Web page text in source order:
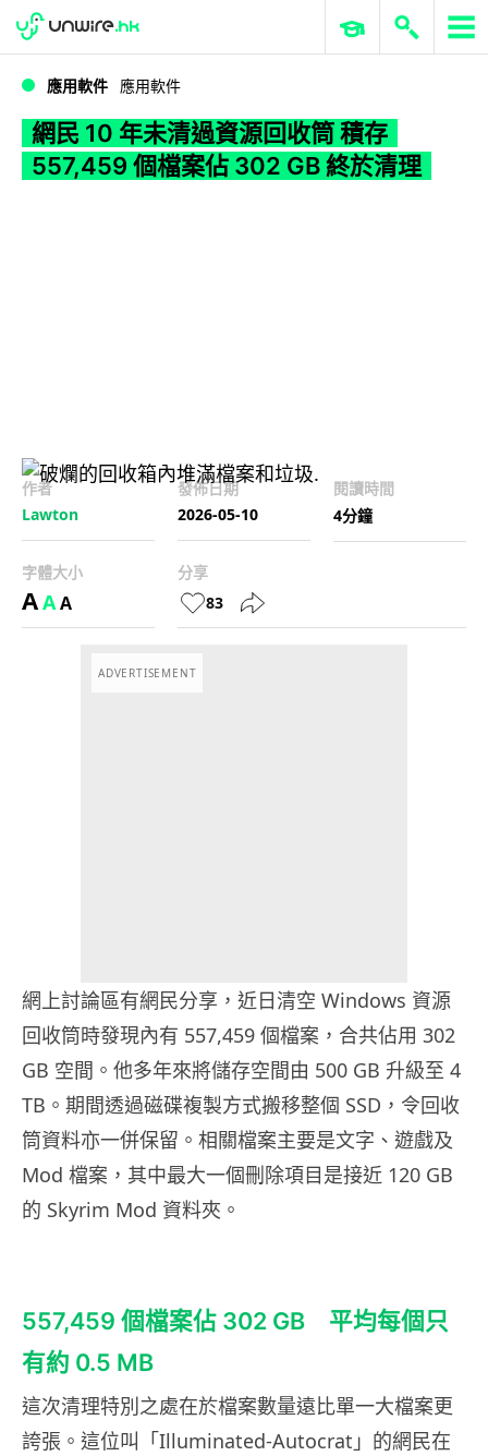
WWDC 2026 ERP 與商業 AI
應用軟件 應用軟件
網民 10 年未清過資源回收筒 積存
557,459 個檔案佔 302 GB 終於清理
作者
Lawton
發佈日期
2026-05-10
閱讀時間
4分鐘
字體大小
AAA
分享
83
ADVERTISEMENT
網上討論區有網民分享，近日清空 Windows 資源
回收筒時發現內有 557,459 個檔案，合共佔用 302
GB 空間。他多年來將儲存空間由 500 GB 升級至 4
TB。期間透過磁碟複製方式搬移整個 SSD，令回收
筒資料亦一併保留。相關檔案主要是文字、遊戲及
Mod 檔案，其中最大一個刪除項目是接近 120 GB
的 Skyrim Mod 資料夾。
557,459 個檔案佔 302 GB 平均每個只
有約 0.5 MB
這次清理特別之處在於檔案數量遠比單一大檔案更
誇張。這位叫「Illuminated-Autocrat」的網民在